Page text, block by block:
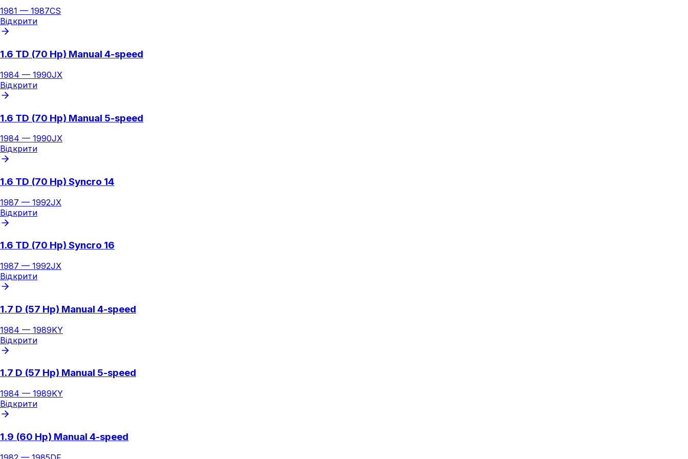
1981 — 1987CS
Відкрити
1.6 TD (70 Hp) Manual 4-speed
1984 — 1990JX
Відкрити
1.6 TD (70 Hp) Manual 5-speed
1984 — 1990JX
Відкрити
1.6 TD (70 Hp) Syncro 14
1987 — 1992JX
Відкрити
1.6 TD (70 Hp) Syncro 16
1987 — 1992JX
Відкрити
1.7 D (57 Hp) Manual 4-speed
1984 — 1989KY
Відкрити
1.7 D (57 Hp) Manual 5-speed
1984 — 1989KY
Відкрити
1.9 (60 Hp) Manual 4-speed